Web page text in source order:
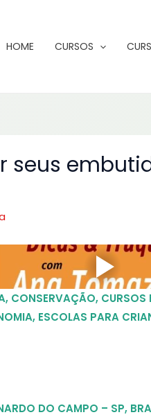
HOME CURSOS
seus
, CONSERVAÇÃO, CURSOS
, ESCOLAS PARA
DO CAMPO – SP,